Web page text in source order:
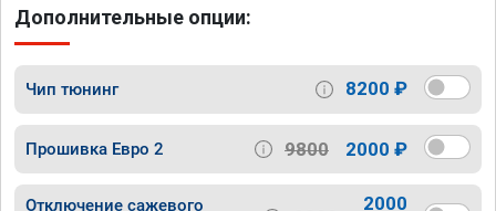
Дополнительные опции:
Чип тюнинг 8200 ₽
Прошивка Евро 2 9800 2000 ₽
Отключение сажевого
2000